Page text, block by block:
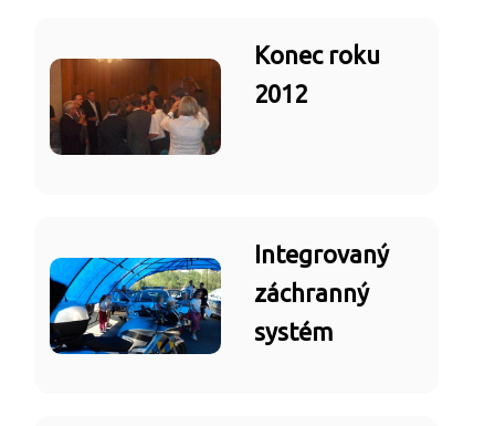
Konec roku
2012
Integrovaný
záchranný
systém